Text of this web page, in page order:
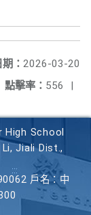
： 2026-03-20
點擊率： 556 |
High School
Li, Jiali Dist.,
戶名：中